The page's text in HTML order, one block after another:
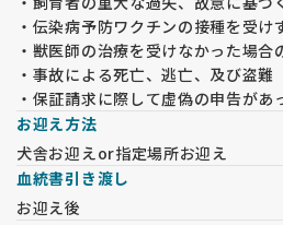
・伝染病予防ワクチンの接種を受け
・獣医師の治療を受けなかった場合
・事故による死亡、逃亡、及び盗難
・保証請求に際して虚偽の申告があ
お迎え方法
犬舎お迎えor指定場所お迎え
血統書引き渡し
お迎え後